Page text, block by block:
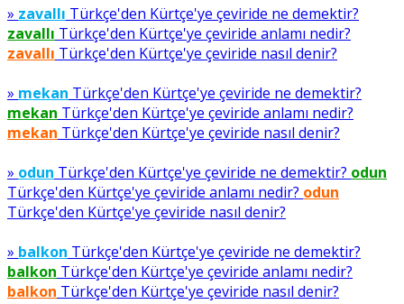
» zavallı Türkçe'den Kürtçe'ye çeviride ne demektir?
zavallı Türkçe'den Kürtçe'ye çeviride anlamı nedir?
zavallı Türkçe'den Kürtçe'ye çeviride nasıl denir?
» mekan Türkçe'den Kürtçe'ye çeviride ne demektir?
mekan Türkçe'den Kürtçe'ye çeviride anlamı nedir?
mekan Türkçe'den Kürtçe'ye çeviride nasıl denir?
» odun Türkçe'den Kürtçe'ye çeviride ne demektir? odun
Türkçe'den Kürtçe'ye çeviride anlamı nedir? odun
Türkçe'den Kürtçe'ye çeviride nasıl denir?
» balkon Türkçe'den Kürtçe'ye çeviride ne demektir?
balkon Türkçe'den Kürtçe'ye çeviride anlamı nedir?
balkon Türkçe'den Kürtçe'ye çeviride nasıl denir?